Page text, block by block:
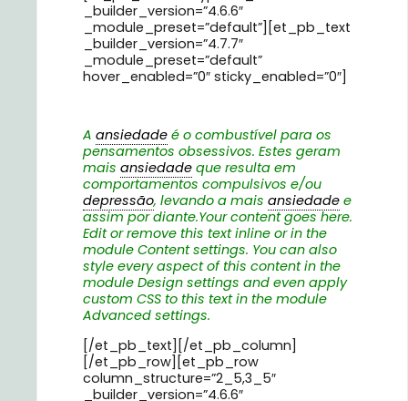
_builder_version=”4.6.6″
_module_preset=”default”][et_pb_text
_builder_version=”4.7.7″
_module_preset=”default”
hover_enabled=”0″ sticky_enabled=”0″]
A ansiedade é o combustível para os
pensamentos obsessivos. Estes geram
mais ansiedade que resulta em
comportamentos compulsivos e/ou
depressão, levando a mais ansiedade e
assim por diante.Your content goes here.
Edit or remove this text inline or in the
module Content settings. You can also
style every aspect of this content in the
module Design settings and even apply
custom CSS to this text in the module
Advanced settings.
[/et_pb_text][/et_pb_column]
[/et_pb_row][et_pb_row
column_structure=”2_5,3_5″
_builder_version=”4.6.6″